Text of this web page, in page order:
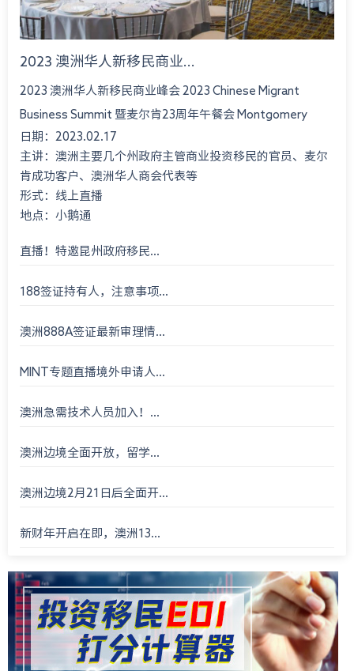
2023 澳洲华人新移民商业...
2023 澳洲华人新移民商业峰会 2023 Chinese Migrant
Business Summit 暨麦尔肯23周年午餐会 Montgomery
International Consultant 23rd An...
日期：2023.02.17
主讲：澳洲主要几个州政府主管商业投资移民的官员、麦尔
肯成功客户、澳洲华人商会代表等
形式：线上直播
地点：小鹅通
直播！特邀昆州政府移民...
188签证持有人，注意事项...
澳洲888A签证最新审理情...
MINT专题直播境外申请人...
澳洲急需技术人员加入！...
澳洲边境全面开放，留学...
澳洲边境2月21日后全面开...
新财年开启在即，澳洲13...